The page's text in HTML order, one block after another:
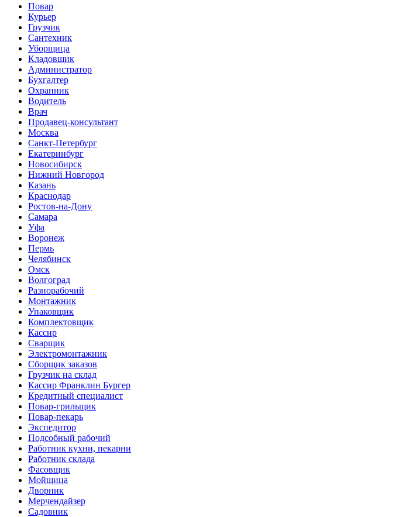
Повар
Курьер
Грузчик
Сантехник
Уборщица
Кладовщик
Администратор
Бухгалтер
Охранник
Водитель
Врач
Продавец-консультант
Москва
Санкт-Петербург
Екатеринбург
Новосибирск
Нижний Новгород
Казань
Краснодар
Ростов-на-Дону
Самара
Уфа
Воронеж
Пермь
Челябинск
Омск
Волгоград
Разнорабочий
Монтажник
Упаковщик
Комплектовщик
Кассир
Сварщик
Электромонтажник
Сборщик заказов
Грузчик на склад
Кассир Франклин Бургер
Кредитный специалист
Повар-грильщик
Повар-пекарь
Экспедитор
Подсобный рабочий
Работник кухни, пекарни
Работник склада
Фасовщик
Мойщица
Дворник
Мерчендайзер
Садовник